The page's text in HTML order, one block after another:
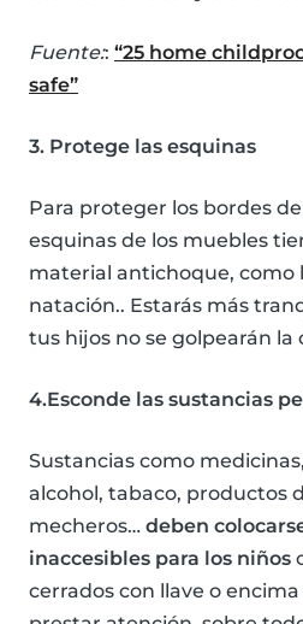
Fuente:: “25 home
safe”
3. Protege las esquinas
Para proteger los bordes
esquinas de los muebles
material antichoque, como
natación.. Estarás más
tus hijos no se golpearán la
4.Esconde las sustancias
Sustancias como
alcohol, tabaco, productos
mecheros… deben
inaccesibles para los niños
cerrados con llave o